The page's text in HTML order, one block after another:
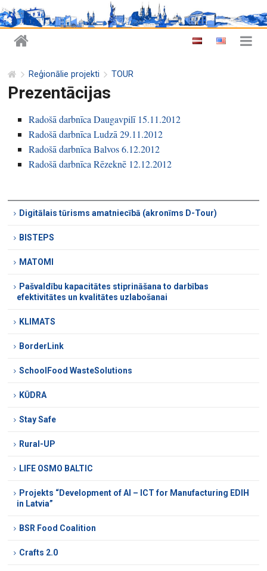
Reģionālie projekti TOUR
Prezentācijas
Radošā darbnīca Daugavpilī 15.11.2012
Radošā darbnīca Ludzā 29.11.2012
Radošā darbnīca Balvos 6.12.2012
Radošā darbnīca Rēzeknē 12.12.2012
Digitālais tūrisms amatniecībā (akronīms D-Tour)
BISTEPS
MATOMI
Pašvaldību kapacitātes stiprināšana to darbības
efektivitātes un kvalitātes uzlabošanai
KLIMATS
BorderLink
SchoolFood WasteSolutions
KŪDRA
Stay Safe
Rural-UP
LIFE OSMO BALTIC
Projekts “Development of AI – ICT for Manufacturing EDIH
in Latvia”
BSR Food Coalition
Crafts 2.0